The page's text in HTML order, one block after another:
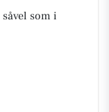
som i